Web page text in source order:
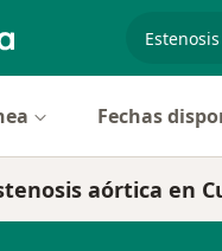
Fechas
aórtica en